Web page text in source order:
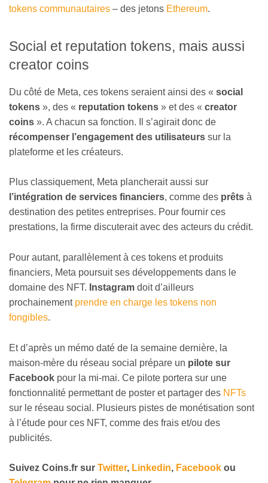
tokens communautaires – des jetons Ethereum.
Social et reputation tokens, mais aussi
creator coins
Du côté de Meta, ces tokens seraient ainsi des « social
tokens », des « reputation tokens » et des « creator
coins ». A chacun sa fonction. Il s’agirait donc de
récompenser l’engagement des utilisateurs sur la
plateforme et les créateurs.
Plus classiquement, Meta plancherait aussi sur
l’intégration de services financiers, comme des prêts à
destination des petites entreprises. Pour fournir ces
prestations, la firme discuterait avec des acteurs du crédit.
Pour autant, parallèlement à ces tokens et produits
financiers, Meta poursuit ses développements dans le
domaine des NFT. Instagram doit d’ailleurs
prochainement prendre en charge les tokens non
fongibles.
Et d’après un mémo daté de la semaine dernière, la
maison-mère du réseau social prépare un pilote sur
Facebook pour la mi-mai. Ce pilote portera sur une
fonctionnalité permettant de poster et partager des NFTs
sur le réseau social. Plusieurs pistes de monétisation sont
à l’étude pour ces NFT, comme des frais et/ou des
publicités.
Suivez Coins.fr sur Twitter, Linkedin, Facebook ou